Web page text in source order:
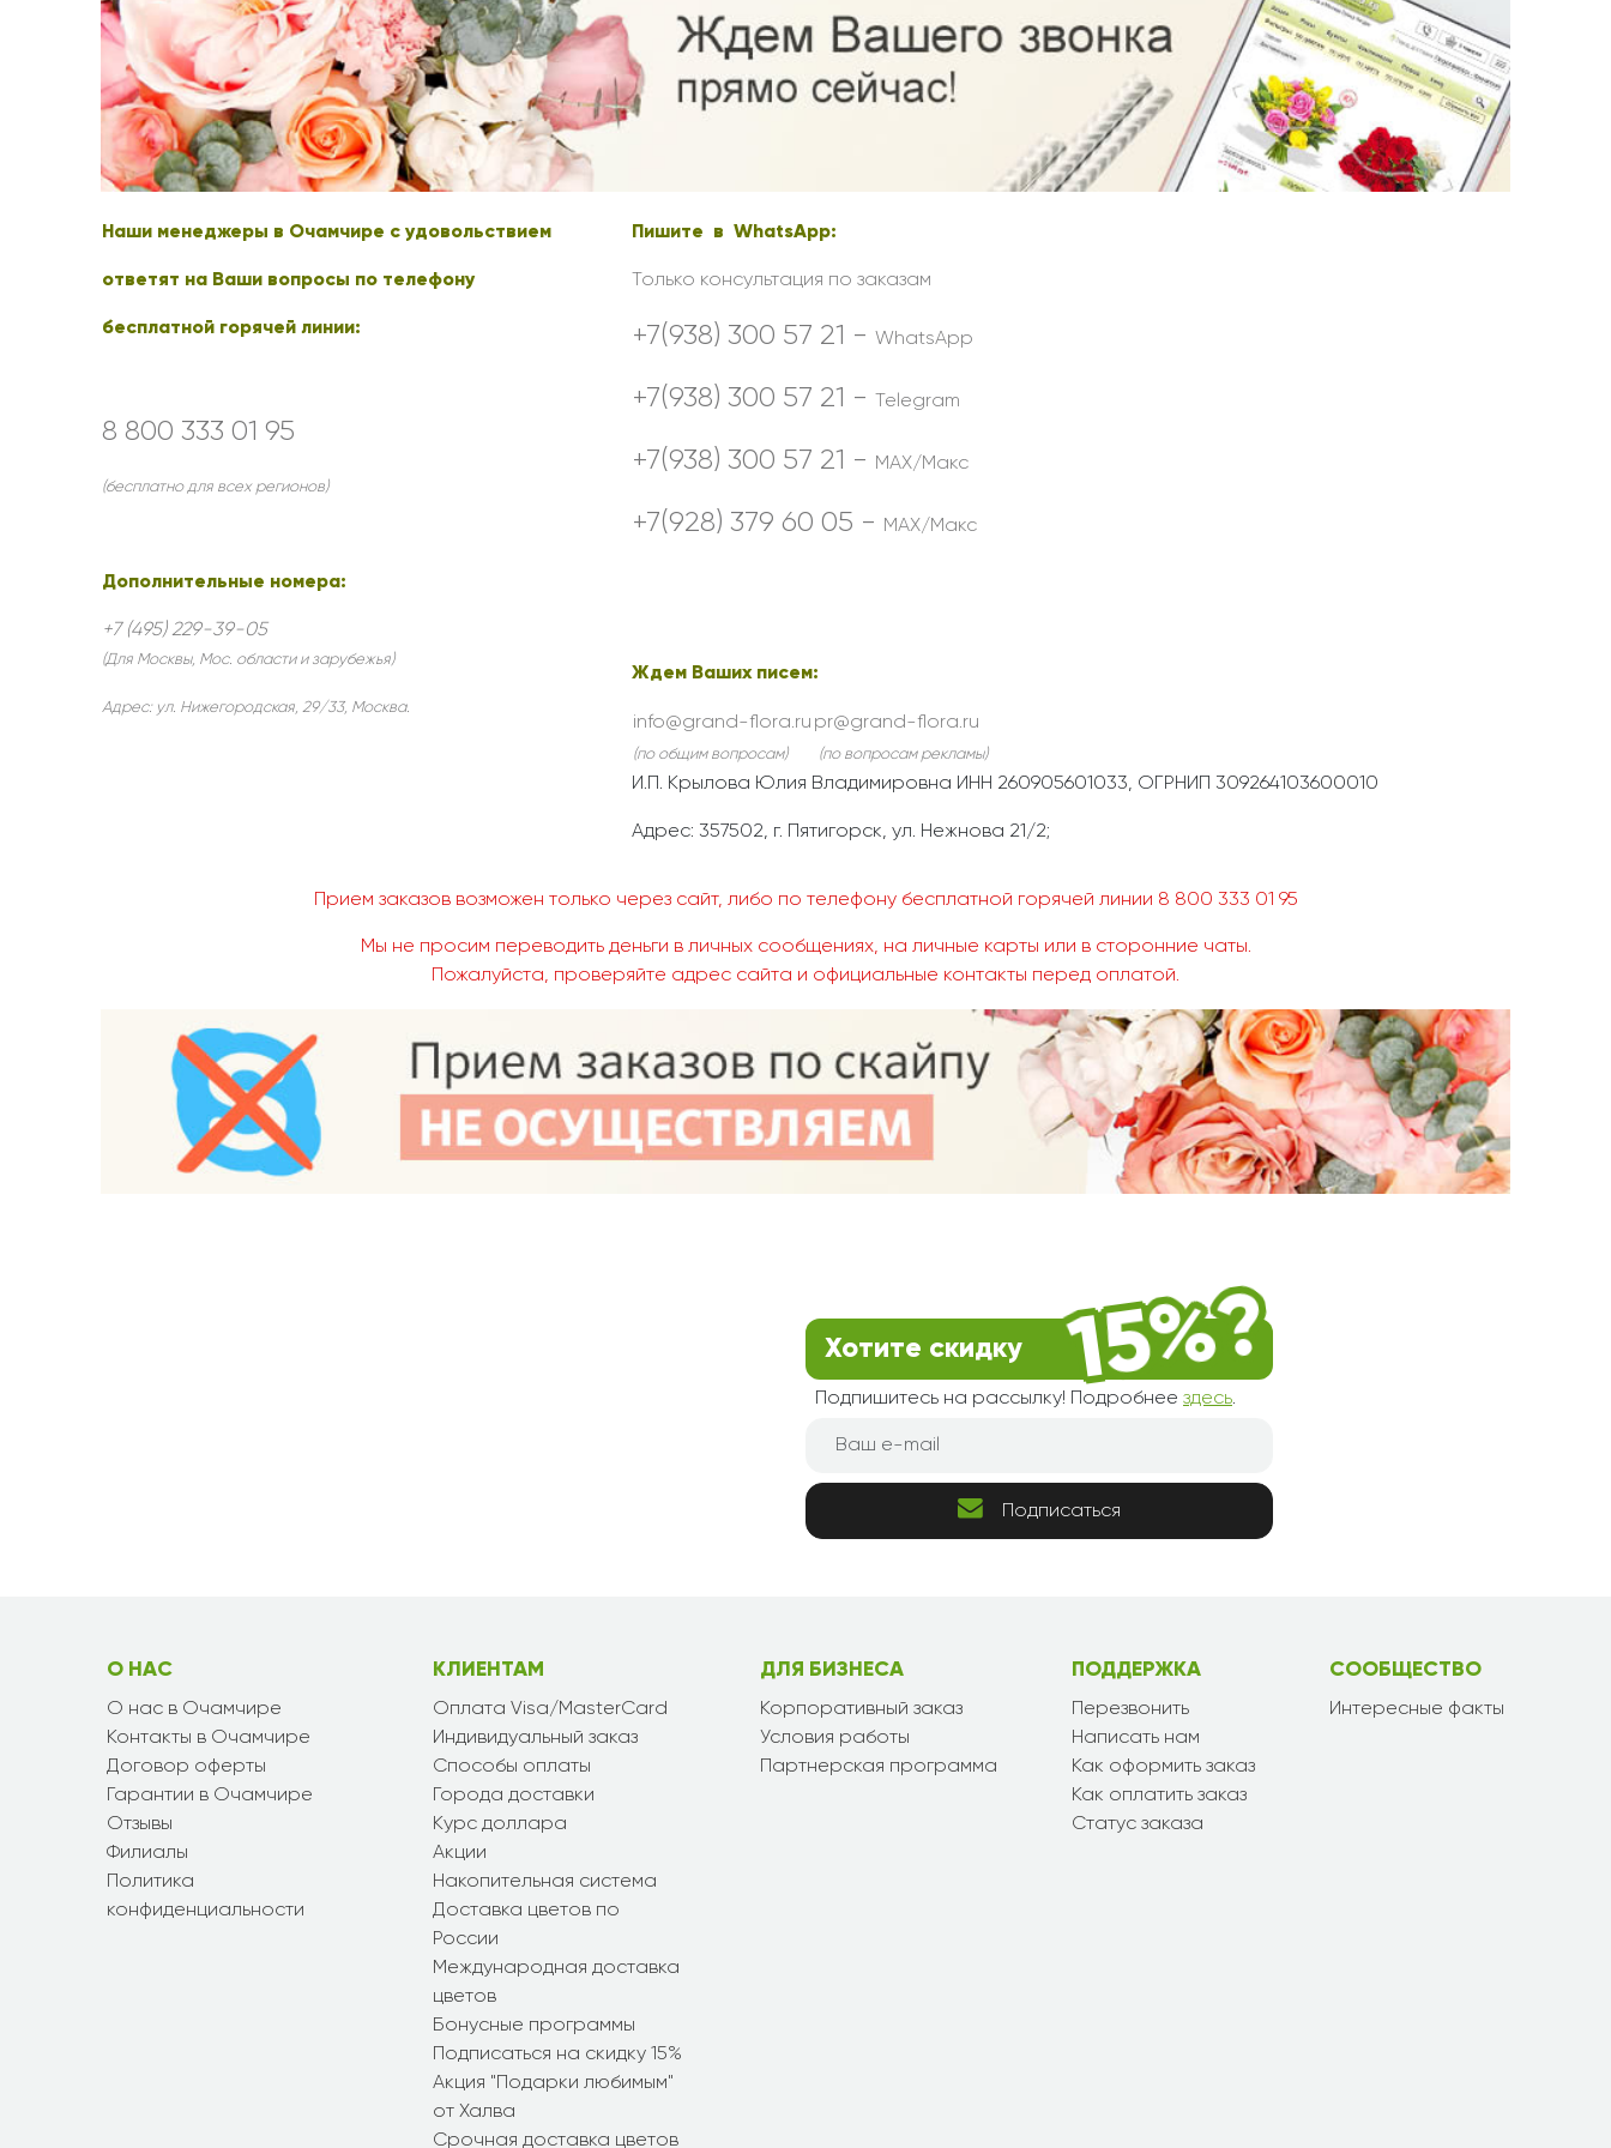
Розы поштучно
5 роз
7 роз
11 роз
15 роз
25 роз
51 роза
Кустовые розы
Монобукеты
Разноцветные
Эксклюзивные букеты
Смешанные
Хризантемы
Эустома
Свадьба
Свидание
Спасибо!
Подруге
Сестре
Бабушке
Дедушке
Наши менеджеры в Очамчире с удовольствием
ответят на Ваши вопросы по телефону
бесплатной горячей линии:
8 800 333 01 95
(бесплатно для всех регионов)
Дополнительные номера:
+7 (495) 229-39-05
(Для Москвы, Мос. области и зарубежья)
Адрес: ул. Нижегородская, 29/33, Москва.
Пишите в WhatsApp:
Только консультация по заказам
+7(938) 300 57 21 - WhatsApp
+7(938) 300 57 21 - Telegram
+7(938) 300 57 21 - MAX/Макс
+7(928) 379 60 05 - MAX/Макс
Ждем Ваших писем:
info@grand-flora.ru pr@grand-flora.ru
(по общим вопросам) (по вопросам рекламы)
И.П. Крылова Юлия Владимировна ИНН 260905601033, ОГРНИП 309264103600010
Адрес: 357502, г. Пятигорск, ул. Нежнова 21/2;
Прием заказов возможен только через сайт, либо по телефону бесплатной горячей линии 8 800 333 01 95
Мы не просим переводить деньги в личных сообщениях, на личные карты или в сторонние чаты.
Пожалуйста, проверяйте адрес сайта и официальные контакты перед оплатой.
Хотите скидку
Подпишитесь на рассылку! Подробнее здесь.
Подписаться
О НАС
О нас в Очамчире
Контакты в Очамчире
Договор оферты
Гарантии в Очамчире
Отзывы
Филиалы
Политика
конфиденциальности
КЛИЕНТАМ
Оплата Visa/MasterCard
Индивидуальный заказ
Способы оплаты
Города доставки
Курс доллара
Акции
Накопительная система
Доставка цветов по
России
Международная доставка
цветов
Бонусные программы
Подписаться на скидку 15%
Акция "Подарки любимым"
от Халва
Срочная доставка цветов
ДЛЯ БИЗНЕСА
Корпоративный заказ
Условия работы
Партнерская программа
ПОДДЕРЖКА
Перезвонить
Написать нам
Как оформить заказ
Как оплатить заказ
Статус заказа
СООБЩЕСТВО
Интересные факты